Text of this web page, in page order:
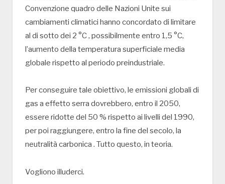
Convenzione quadro delle Nazioni Unite sui
cambiamenti climatici hanno concordato di limitare
al di sotto dei 2 °C , possibilmente entro 1,5 °C,
l’aumento della temperatura superficiale media
globale rispetto al periodo preindustriale.
Per conseguire tale obiettivo, le emissioni globali di
gas a effetto serra dovrebbero, entro il 2050,
essere ridotte del 50 % rispetto ai livelli del 1990,
per poi raggiungere, entro la fine del secolo, la
neutralità carbonica . Tutto questo, in teoria.
Vogliono illuderci.